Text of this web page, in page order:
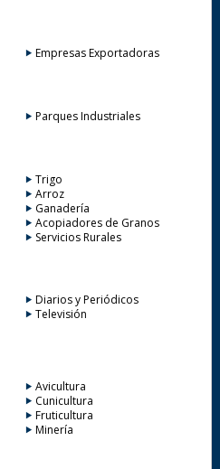
Empresas Exportadoras
Parques Industriales
Trigo
Arroz
Ganadería
Acopiadores de Granos
Servicios Rurales
Diarios y Periódicos
Televisión
Avicultura
Cunicultura
Fruticultura
Minería